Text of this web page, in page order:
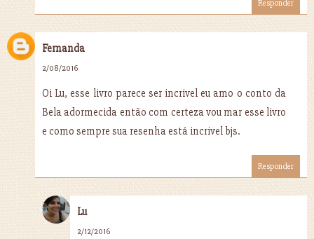
Responder
Fernanda
2/08/2016
Oi Lu, esse livro parece ser incrivel eu amo o conto da
Bela adormecida então com certeza vou mar esse livro
e como sempre sua resenha está incrivel bjs.
Responder
Lu
2/12/2016